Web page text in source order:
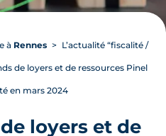
à Rennes L’actualité “fiscalité /
de loyers et de ressources Pinel
en mars 2024
loyers et de